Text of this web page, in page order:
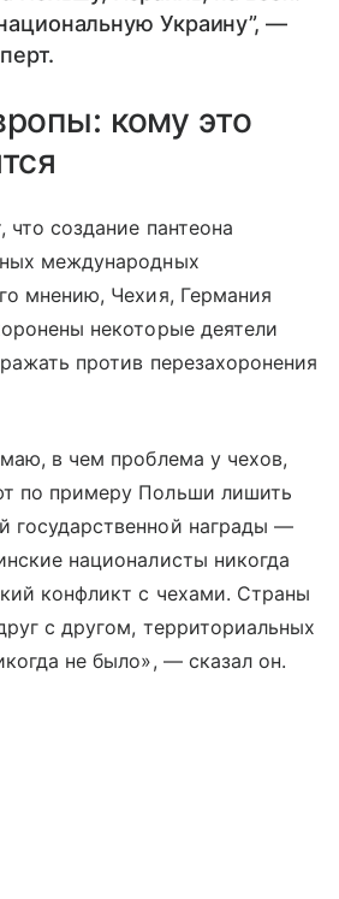
Украину”, —
кому это
что создание пантеона
международных
мнению, Чехия, Германия
некоторые деятели
против перезахоронения
в чем проблема у чехов,
по примеру Польши лишить
государственной награды —
националисты никогда
конфликт с чехами. Страны
с другом, территориальных
не было», — сказал он.